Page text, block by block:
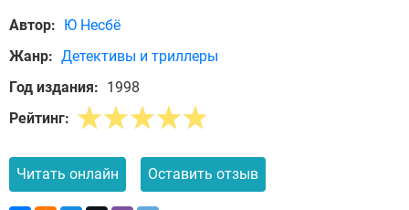
Автор: Ю Несбё
Жанр: Детективы и триллеры
Год издания: 1998
Рейтинг:
Читать онлайн Оставить отзыв